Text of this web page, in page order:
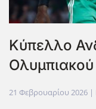
Κύπελλο
21 Φεβρουαρίου 2026 |